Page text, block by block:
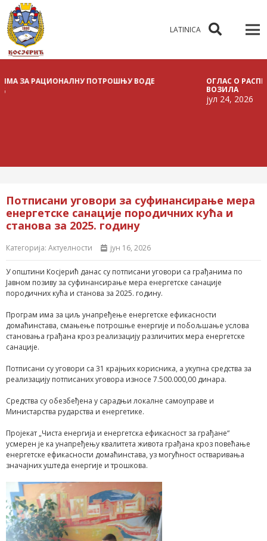
LATINICA
ПОТРОШЊУ ВОДЕ
ОГЛАС О РАСПИСИВАЊУ
јул 24, 2026
Потписани уговори за суфинансирање мера
енергетске санације породичних кућа и
станова за 2025. годину
Категорија: Актуелности јун 16, 2026
У oпштини Косјерић данас су потписани уговори са грађанима по
Јавном позиву за суфинансирање мера енергетске санације
породичних кућа и станова за 2025. годину.
Програм има за циљ унапређење енергетске ефикасности
домаћинстава, смањење потрошње енергије и побољшање услова
становања грађана кроз реализацију различитих мера енергетске
санације.
Потписани су уговори са 31 крајњих корисника, а укупна средства за
реализацију потписаних уговора износе 7.500.000,00 динара.
Средства су обезбеђена у сарадњи локалне самоуправе и
Министарства рударства и енергетике.
Пројекат „Чиста енергија и енергетска ефикасност за грађане“
усмерен је ка унапређењу квалитета живота грађана кроз повећање
енергетске ефикасности домаћинстава, уз могућност остваривања
значајних уштеда енергије и трошкова.